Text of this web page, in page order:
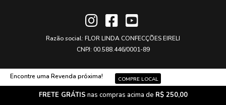
Razão social: FLOR LINDA CONFECÇÕES EIRELI
CNPJ: 00.588.446/0001-89
Encontre uma Revenda próxima! COMPRE LOCAL
FRETE GRÁTIS nas compras acima de R$ 250,00